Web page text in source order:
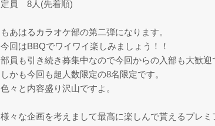
定員 8人(先着順)
もあはるカラオケ部の第二弾になります。
今回はBBQでワイワイ楽しみましょう！！
部員も引き続き募集中なので今回からの入部も大歓迎
しかも今回も超人数限定の8名限定です。
色々と内容盛り沢山ですよ。
様々な企画を考えまして最高に楽しんで貰えるプレ